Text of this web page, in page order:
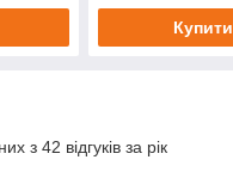
Купити
з 42 відгуків за рік